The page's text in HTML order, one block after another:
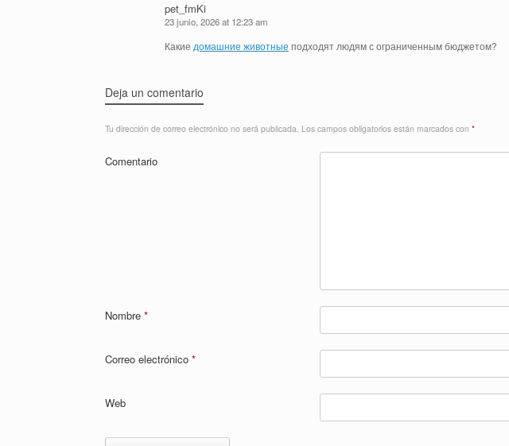
pet_fmKi
23 junio, 2026 at 12:23 am
Какие домашние животные подходят людям с ограниченным бюджетом?
Deja un comentario
Tu dirección de correo electrónico no será publicada. Los campos obligatorios están marcados con *
Comentario
Nombre *
Correo electrónico *
Web